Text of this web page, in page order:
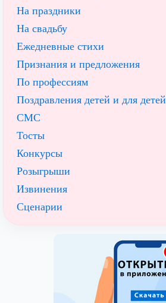
На праздники
На свадьбу
Ежедневные стихи
Признания и предложения
По профессиям
Поздравления детей и для детей
СМС
Тосты
Конкурсы
Розыгрыши
Извинения
Сценарии